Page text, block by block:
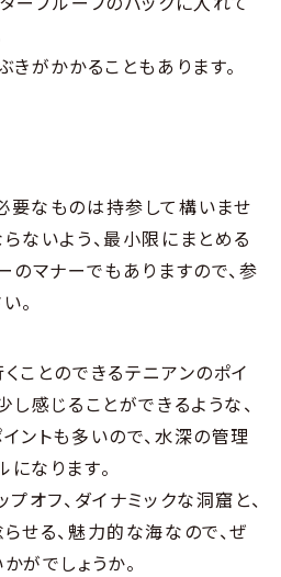
きがかかることもあります。
要なものは持参して構いませ
ないよう、最小限にまとめる
のマナーでもありますので、参
。
ことのできるテニアンのポイ
し感じることができるような、
ントも多いので、水深の管理
なります。
オフ、ダイナミックな洞窟と、
せる、魅力的な海なので、ぜ
がでしょうか。